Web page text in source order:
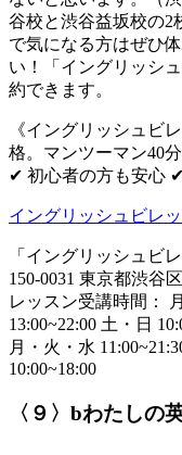
谷校と渋谷益坂校の2
で気になる方はぜひ
い！「イングリッシ
約できます。
《イングリッシュビ
格。マンツーマン40
✔ 初心者の方も安心
イングリッシュビレ
「イングリッシュビ
150-0031 東京都渋
レッスン受講時間：
13:00~22:00 土・日
月・火・水
10:00~18:00
〈９〉bわたしの